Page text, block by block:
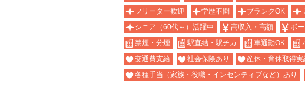
フリーター歓迎
学歴不問 ブランクOK
シニア（60代～）活躍中
高収入・高額 ボ
禁煙・分煙
駅直結・駅チカ 車通勤OK
交通費支給
社会保険あり 産休・育休取得実
各種手当（家族・役職・インセンティブなど）あり